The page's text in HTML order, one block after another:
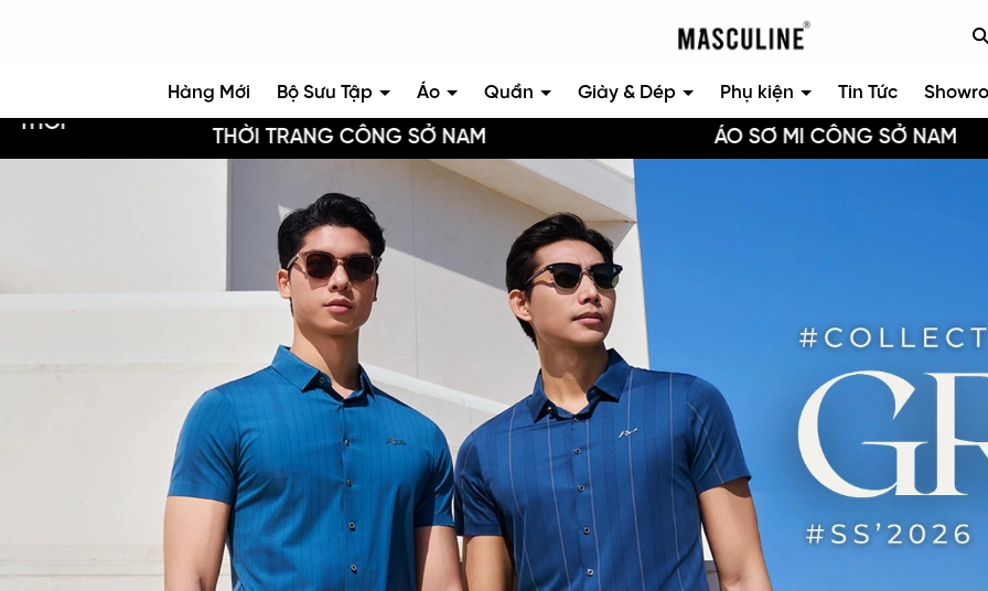
Hàng Mới Bộ Sưu Tập Áo Quần Giày & Dép Phụ kiện Tin Tức
THỜI TRANG CÔNG SỞ NAM ÁO SƠ MI CÔNG SỞ NAM